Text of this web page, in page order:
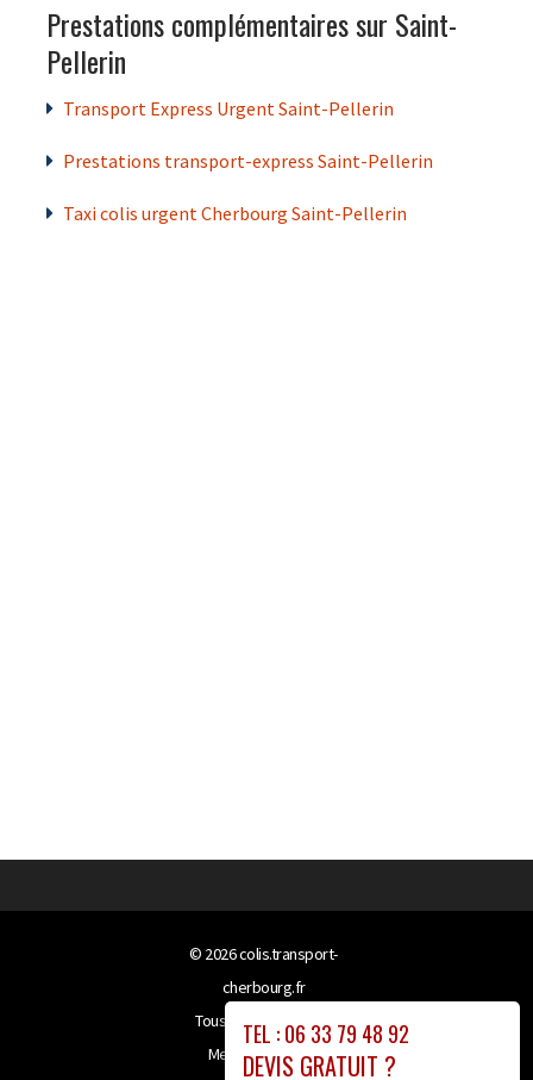
Prestations complémentaires sur Saint-
Pellerin
Transport Express Urgent Saint-Pellerin
Prestations transport-express Saint-Pellerin
Taxi colis urgent Cherbourg Saint-Pellerin
TEL : 06 33 79 48 92
DEVIS GRATUIT ?
© 2026colis.transport-
cherbourg.fr
Tous droits réservés
Mentions légales